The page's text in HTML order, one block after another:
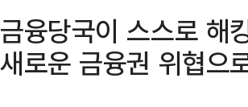
금융당국이 스스로 해
새로운 금융권 위협으